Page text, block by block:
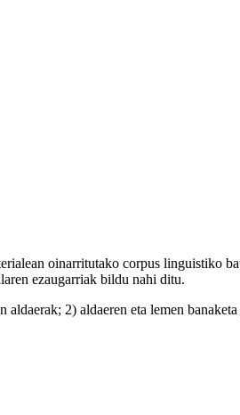
oinarritutako corpus linguistiko
ezaugarriak bildu nahi ditu.
2) aldaeren eta lemen